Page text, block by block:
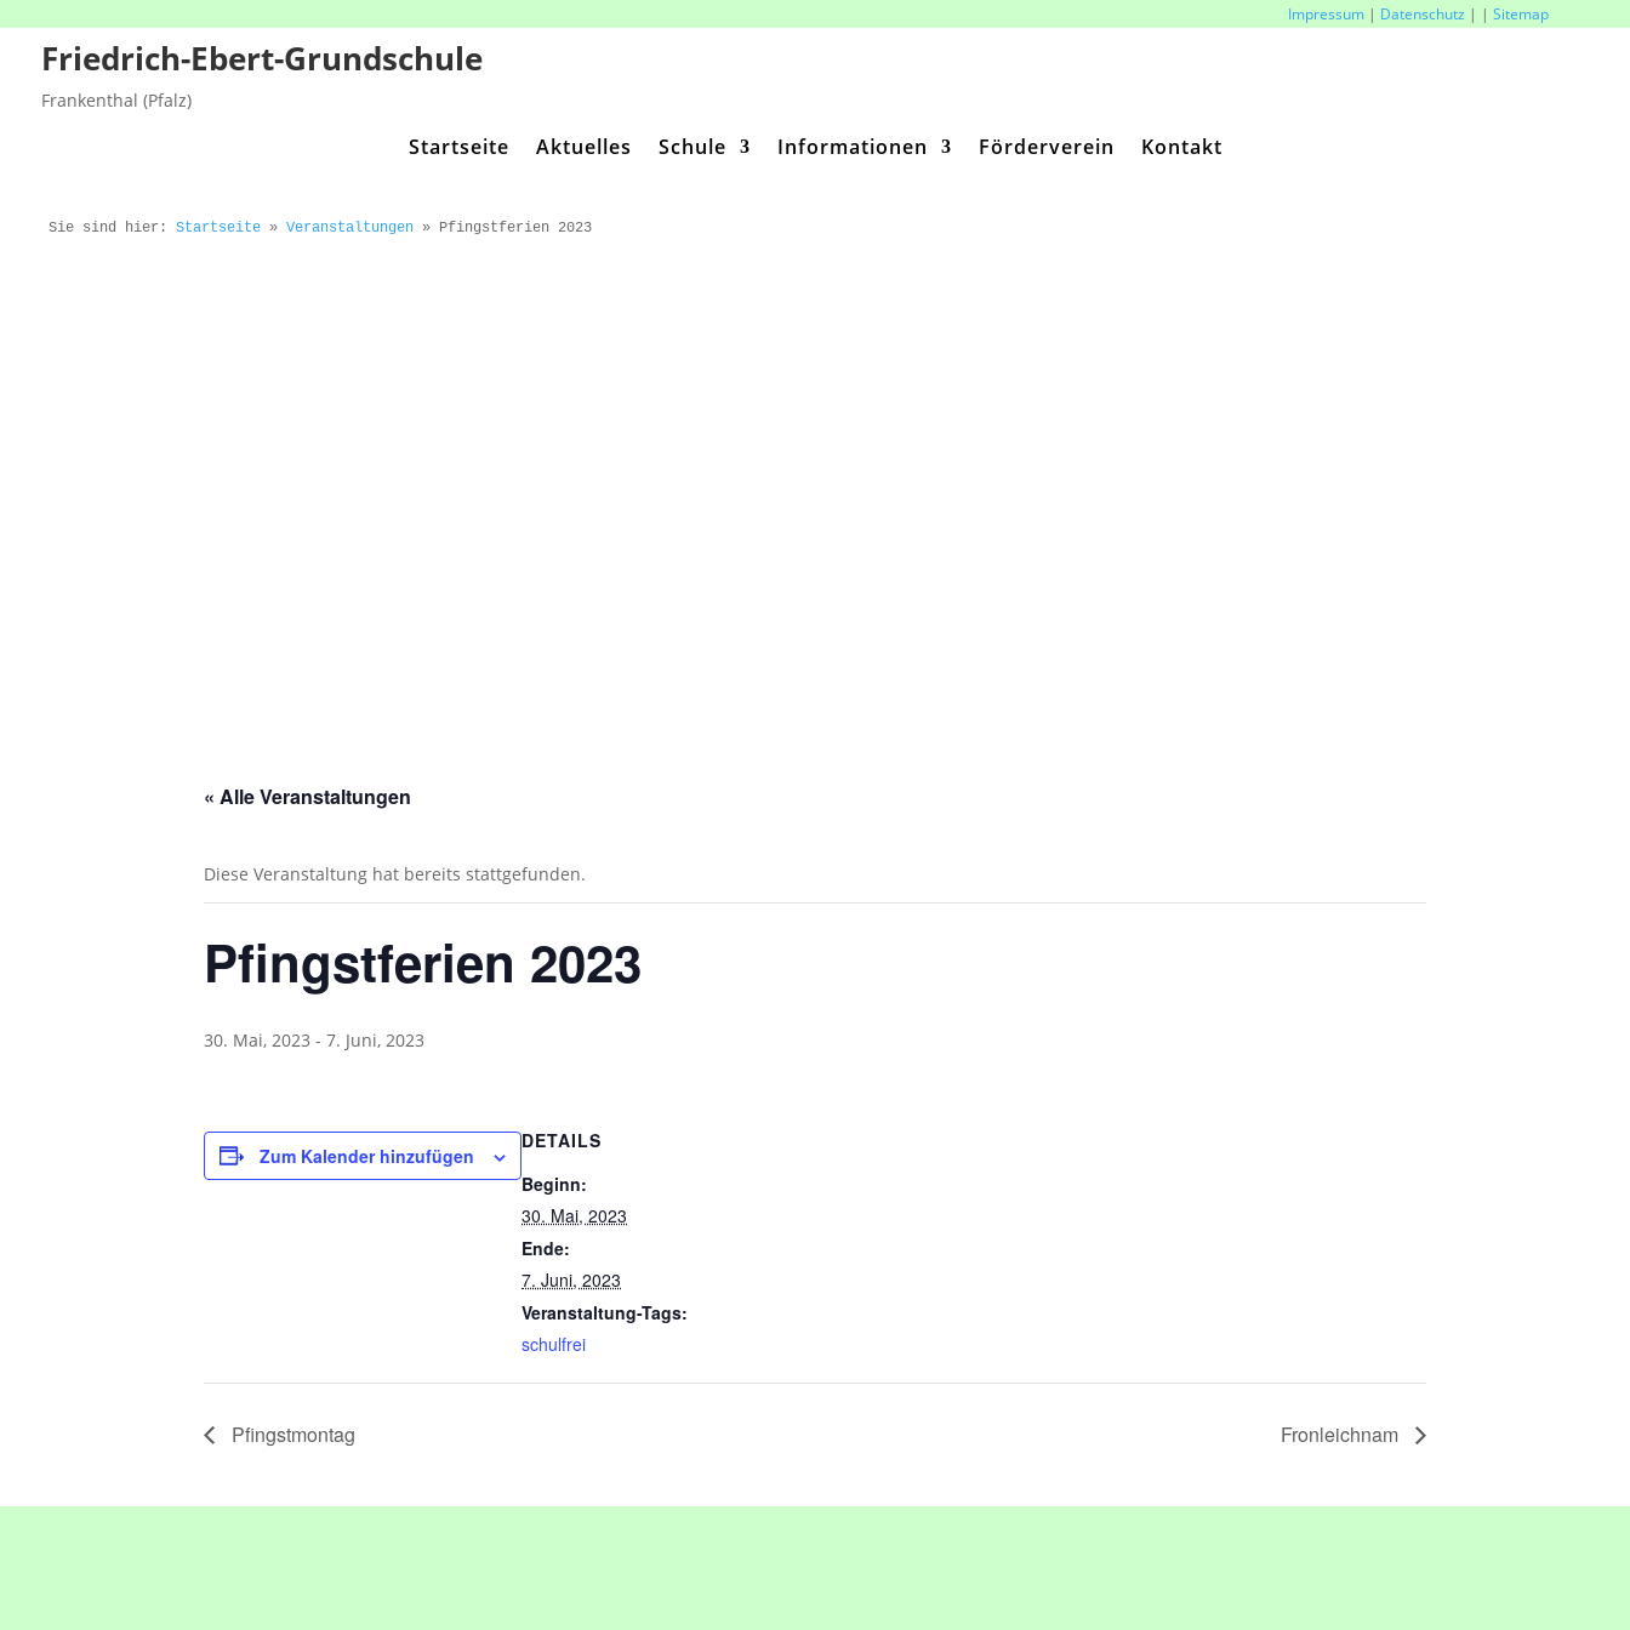
Impressum| Datenschutz | | Sitemap
Friedrich-Ebert-Grundschule
Frankenthal (Pfalz)
Startseite Aktuelles Schule Informationen Förderverein Kontakt
Sie sind hier: Startseite » Veranstaltungen » Pfingstferien 2023
« Alle Veranstaltungen
Diese Veranstaltung hat bereits stattgefunden.
Pfingstferien 2023
30. Mai, 2023 - 7. Juni, 2023
Zum Kalender hinzufügen
DETAILS
Beginn:
30. Mai, 2023
Ende:
7. Juni, 2023
Veranstaltung-Tags:
schulfrei
Pfingstmontag Fronleichnam